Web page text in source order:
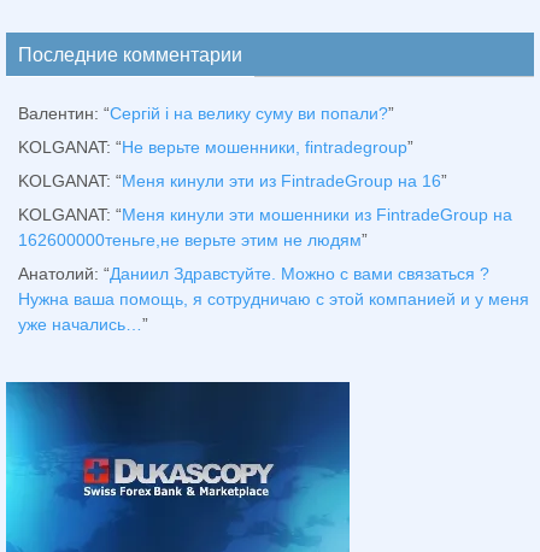
Последние комментарии
Валентин: “Сергій і на велику суму ви попали?”
KOLGANAT: “Не верьте мошенники, fintradegroup”
KOLGANAT: “Меня кинули эти из FintradeGroup на 16”
KOLGANAT: “Меня кинули эти мошенники из FintradeGroup на
162600000теньге,не верьте этим не людям”
Анатолий: “Даниил Здравстуйте. Можно с вами связаться ?
Нужна ваша помощь, я сотрудничаю с этой компанией и у меня
уже начались…”